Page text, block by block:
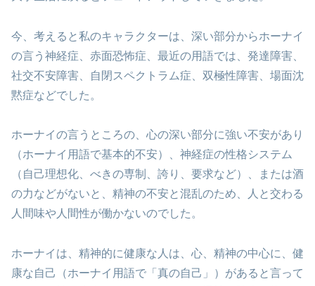
今、考えると私のキャラクターは、深い部分からホーナイ
の言う神経症、赤面恐怖症、最近の用語では、発達障害、
社交不安障害、自閉スペクトラム症、双極性障害、場面沈
黙症などでした。
ホーナイの言うところの、心の深い部分に強い不安があり
（ホーナイ用語で基本的不安）、神経症の性格システム
（自己理想化、べきの専制、誇り、要求など）、または酒
の力などがないと、精神の不安と混乱のため、人と交わる
人間味や人間性が働かないのでした。
ホーナイは、精神的に健康な人は、心、精神の中心に、健
康な自己（ホーナイ用語で「真の自己」）があると言って